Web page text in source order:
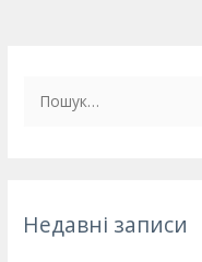
иНедавні записи